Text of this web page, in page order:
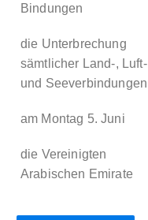
Bindungen
die Unterbrechung
sämtlicher Land-, Luft-
und Seeverbindungen
am Montag 5. Juni
die Vereinigten
Arabischen Emirate